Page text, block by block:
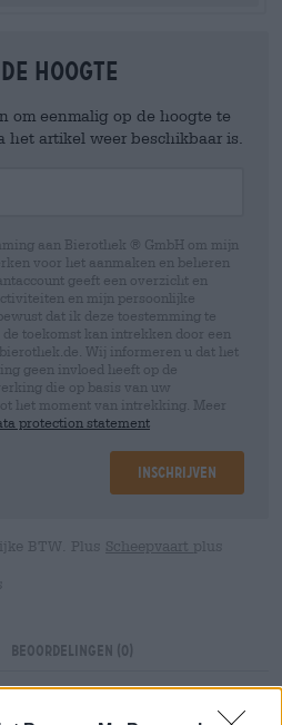
hoogte
om eenmalig op de hoogte te
het artikel weer beschikbaar is.
aan Bierothek ® GmbH om mijn
voor het aanmaken en beheren
geeft een overzicht en
en mijn persoonlijke
dat ik deze toestemming te
toekomst kan intrekken door een
Wij informeren u dat het
geen invloed heeft op de
die op basis van uw
het moment van intrekking. Meer
protection statement
Inschrijven
BTW. Plus Scheepvaart plus
Beoordelingen (0)